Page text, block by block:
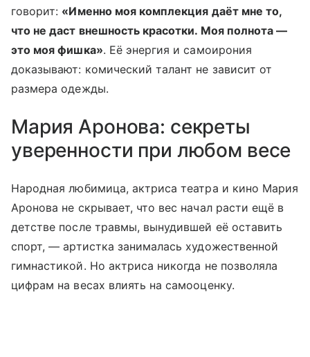
говорит: «Именно моя комплекция даёт мне то,
что не даст внешность красотки. Моя полнота —
это моя фишка». Её энергия и самоирония
доказывают: комический талант не зависит от
размера одежды.
Мария Аронова: секреты
уверенности при любом весе
Народная любимица, актриса театра и кино Мария
Аронова не скрывает, что вес начал расти ещё в
детстве после травмы, вынудившей её оставить
спорт, — артистка занималась художественной
гимнастикой. Но актриса никогда не позволяла
цифрам на весах влиять на самооценку.